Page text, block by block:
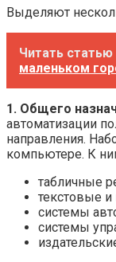
Выделяют
Читать статью
маленьком
1. Общего
автоматизации
направления.
компьютере. К
табличные
текстовые
системы
системы